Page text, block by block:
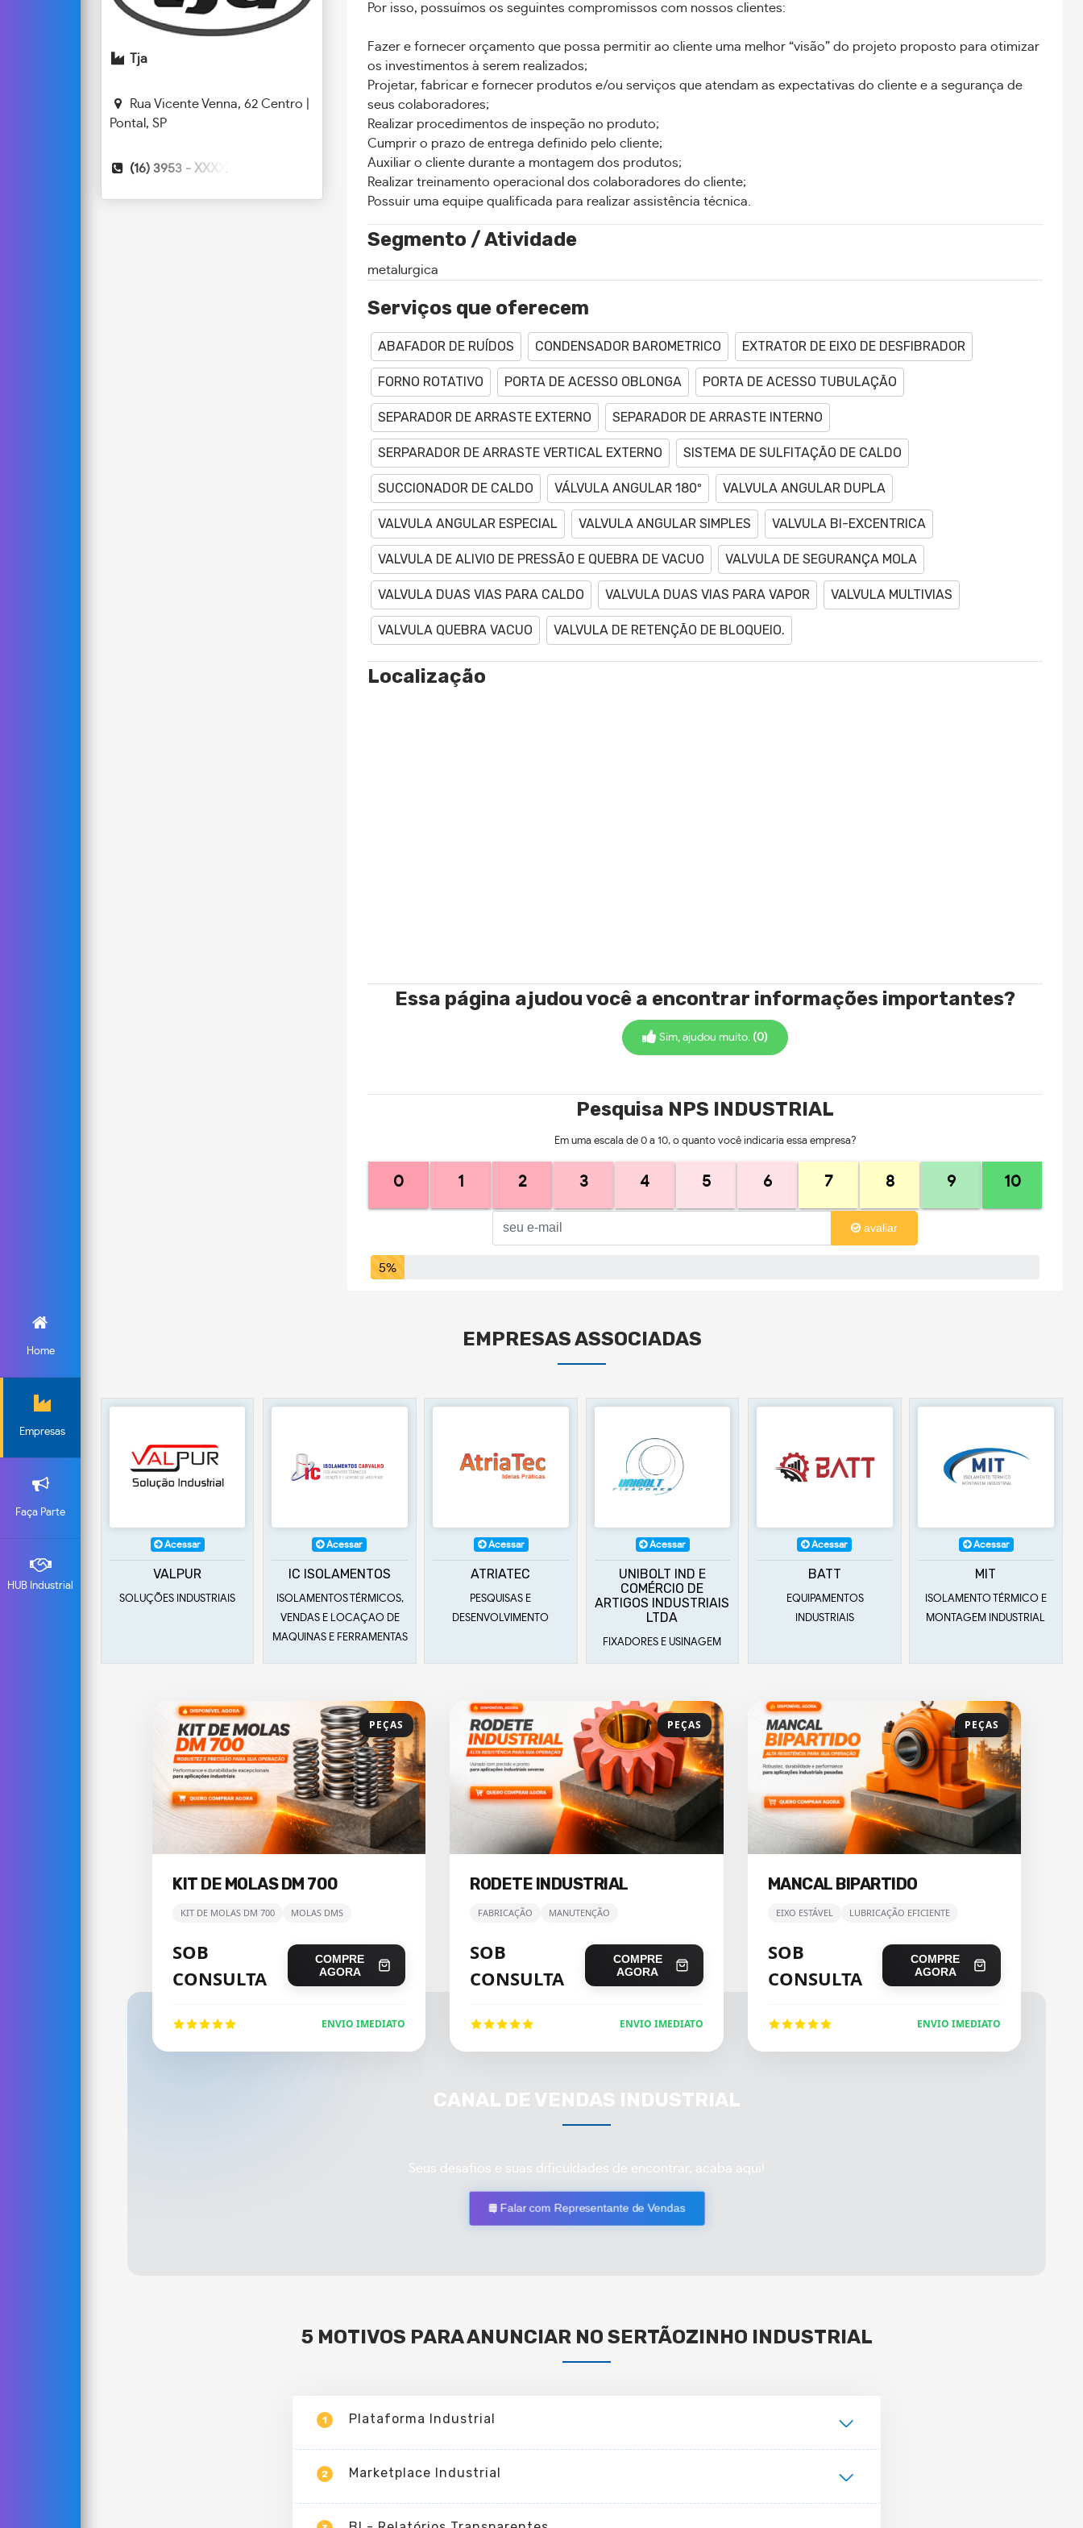
Home
Empresas
Faça Parte
HUB Industrial
Tja
Rua Vicente Venna, 62 Centro |
Pontal, SP
(16) 3953 -XXXX
Por isso, possuímos os seguintes compromissos com nossos clientes:
Fazer e fornecer orçamento que possa permitir ao cliente uma melhor “visão” do projeto proposto para otimizar
os investimentos à serem realizados;
Projetar, fabricar e fornecer produtos e/ou serviços que atendam as expectativas do cliente e a segurança de
seus colaboradores;
Realizar procedimentos de inspeção no produto;
Cumprir o prazo de entrega definido pelo cliente;
Auxiliar o cliente durante a montagem dos produtos;
Realizar treinamento operacional dos colaboradores do cliente;
Possuir uma equipe qualificada para realizar assistência técnica.
Segmento / Atividade
metalurgica
Serviços que oferecem
ABAFADOR DE RUÍDOS CONDENSADOR BAROMETRICO EXTRATOR DE EIXO DE DESFIBRADOR
FORNO ROTATIVO PORTA DE ACESSO OBLONGA PORTA DE ACESSO TUBULAÇÃO
SEPARADOR DE ARRASTE EXTERNO SEPARADOR DE ARRASTE INTERNO
SERPARADOR DE ARRASTE VERTICAL EXTERNO SISTEMA DE SULFITAÇÃO DE CALDO
SUCCIONADOR DE CALDO VÁLVULA ANGULAR 180º VALVULA ANGULAR DUPLA
VALVULA ANGULAR ESPECIAL VALVULA ANGULAR SIMPLES VALVULA BI-EXCENTRICA
VALVULA DE ALIVIO DE PRESSÃO E QUEBRA DE VACUO VALVULA DE SEGURANÇA MOLA
VALVULA DUAS VIAS PARA CALDO VALVULA DUAS VIAS PARA VAPOR VALVULA MULTIVIAS
VALVULA QUEBRA VACUO VALVULA DE RETENÇÃO DE BLOQUEIO.
Localização
Essa página ajudou você a encontrar informações importantes?
Sim, ajudou muito. (0)
Pesquisa NPS INDUSTRIAL
Em uma escala de 0 a 10, o quanto você indicaria essa empresa?
0 1 2 3 4 5 6 7 8 9 10
avaliar
5%
EMPRESAS ASSOCIADAS
Acessar
IC ISOLAMENTOS
ISOLAMENTOS TÉRMICOS,
Acessar
ATRIATEC
PESQUISAS E
DESENVOLVIMENTO
Acessar
UNIBOLT IND E
ARTIGOS INDUSTRIAIS
LTDA
Acessar
BATT
EQUIPAMENTOS
INDUSTRIAIS
Acessar
MIT
ISOLAMENTO TÉRMICO E
MONTAGEM INDUSTRIAL
Acessar
TGM
TURBINAS
PEÇAS
KIT DE MOLAS DM 700
KIT DE MOLAS DM 700 MOLAS DMS
SOB
CONSULTA
COMPRE
AGORA
ENVIO IMEDIATO
PEÇAS
RODETE INDUSTRIAL
FABRICAÇÃO MANUTENÇÃO
SOB
CONSULTA
COMPRE
AGORA
ENVIO IMEDIATO
PEÇAS
MANCAL BIPARTIDO
EIXO ESTÁVEL LUBRICAÇÃO EFICIENTE
SOB
CONSULTA
COMPRE
AGORA
ENVIO IMEDIATO
CANAL DE VENDAS INDUSTRIAL
Seus desafios e suas dificuldades de encontrar, acaba aqui!
Falar com Representante de Vendas
5 MOTIVOS PARA ANUNCIAR NO SERTÃOZINHO INDUSTRIAL
1 Plataforma Industrial
2 Marketplace Industrial